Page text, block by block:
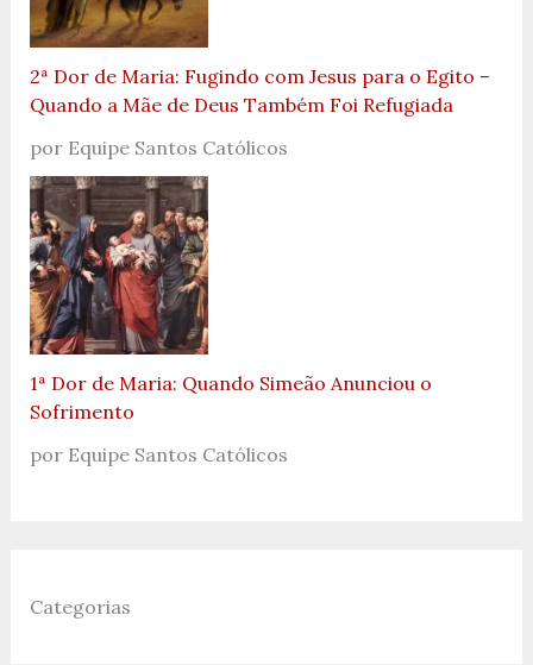
2ª Dor de Maria: Fugindo com Jesus para o Egito –
Quando a Mãe de Deus Também Foi Refugiada
por Equipe Santos Católicos
1ª Dor de Maria: Quando Simeão Anunciou o
Sofrimento
por Equipe Santos Católicos
Categorias